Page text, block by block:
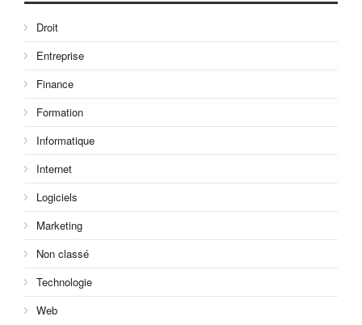
Droit
Entreprise
Finance
Formation
Informatique
Internet
Logiciels
Marketing
Non classé
Technologie
Web